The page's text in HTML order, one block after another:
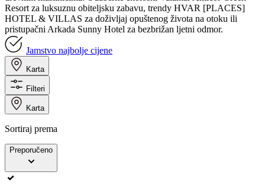
Resort za luksuznu obiteljsku zabavu, trendy HVAR [PLACES]
HOTEL & VILLAS za doživljaj opuštenog života na otoku ili
pristupačni Arkada Sunny Hotel za bezbrižan ljetni odmor.
Jamstvo najbolje cijene
Karta
Filteri
Karta
Sortiraj prema
Preporučeno